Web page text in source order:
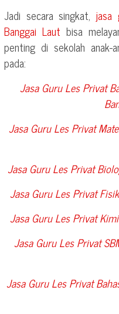
Jadi secara singkat,
Banggai Laut bisa
penting di sekolah
pada:
Jasa Guru Les Privat
Jasa Guru Les Privat
Jasa Guru Les Privat
Jasa Guru Les Privat
Jasa Guru Les Privat
Jasa Guru Les Privat
Jasa Guru Les Privat